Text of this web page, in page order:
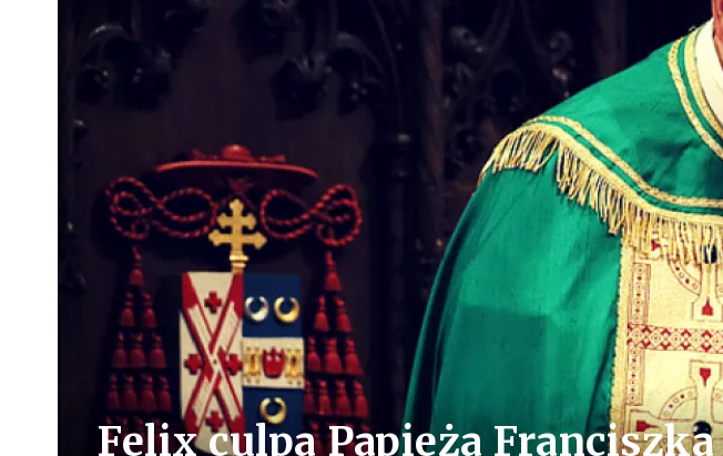
Felix culpa Papieża Franciszka